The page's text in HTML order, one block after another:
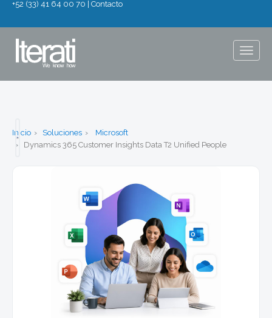
+52 (33) 41 64 00 70 Contacto
Inicio Soluciones
Microsoft
Dynamics 365 Customer Insights Data T2 Unified People